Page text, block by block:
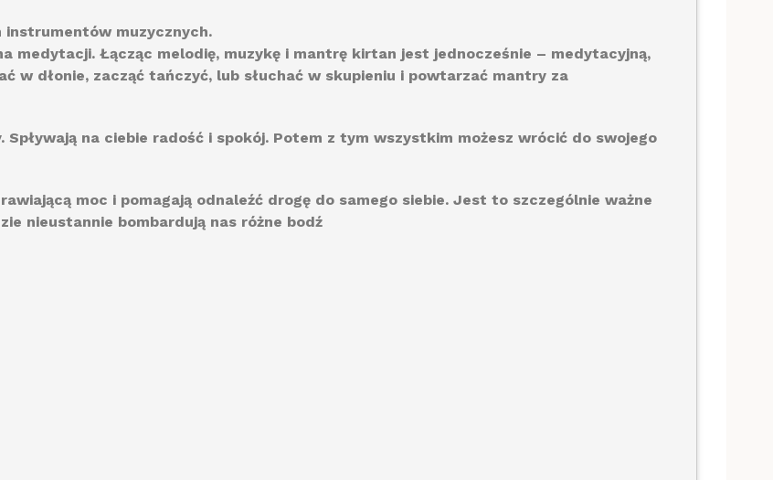
muzycznych.
medytacji. Łącząc melodię, muzykę i mantrę kirtan jest jednocześnie – medytacyjną,
w dłonie, zacząć tańczyć, lub słuchać w skupieniu i powtarzać mantry za
Spływają na ciebie radość i spokój. Potem z tym wszystkim możesz wrócić do swojego
moc i pomagają odnaleźć drogę do samego siebie. Jest to szczególnie ważne
nieustannie bombardują nas różne bodź